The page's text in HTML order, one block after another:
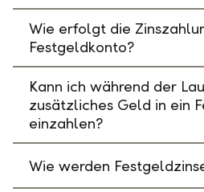
Wie erfolgt die
Festgeldkonto?
Kann ich während der
zusätzliches Geld in ein
einzahlen?
Wie werden